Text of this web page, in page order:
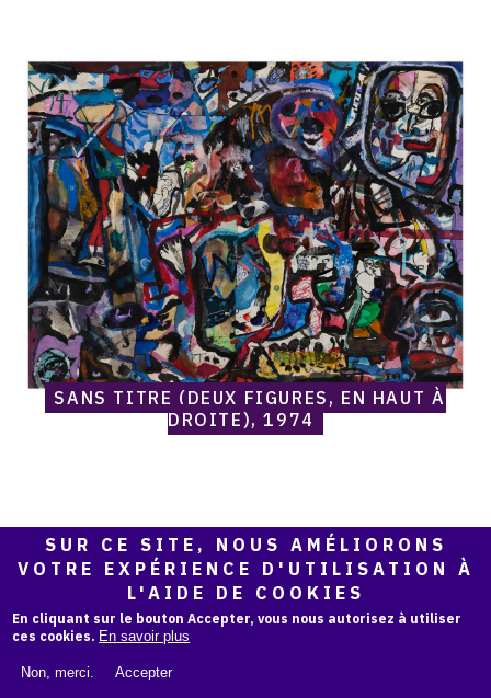
Norris
Embry,
Sans
titre
(Deux
figures,
en
haut
à
droite),
1974
SANS TITRE (DEUX FIGURES, EN HAUT À
DROITE), 1974
Catalogue
raisonné,
Sans
titre
(Diano),
1974
SUR CE SITE, NOUS AMÉLIORONS
VOTRE EXPÉRIENCE D'UTILISATION À
L'AIDE DE COOKIES
En cliquant sur le bouton Accepter, vous nous autorisez à utiliser
ces cookies. En savoir plus
Non, merci. Accepter